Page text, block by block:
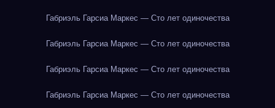
Габриэль Гарсиа Маркес — Сто лет одиночества
Габриэль Гарсиа Маркес — Сто лет одиночества
Габриэль Гарсиа Маркес — Сто лет одиночества
Габриэль Гарсиа Маркес — Сто лет одиночества